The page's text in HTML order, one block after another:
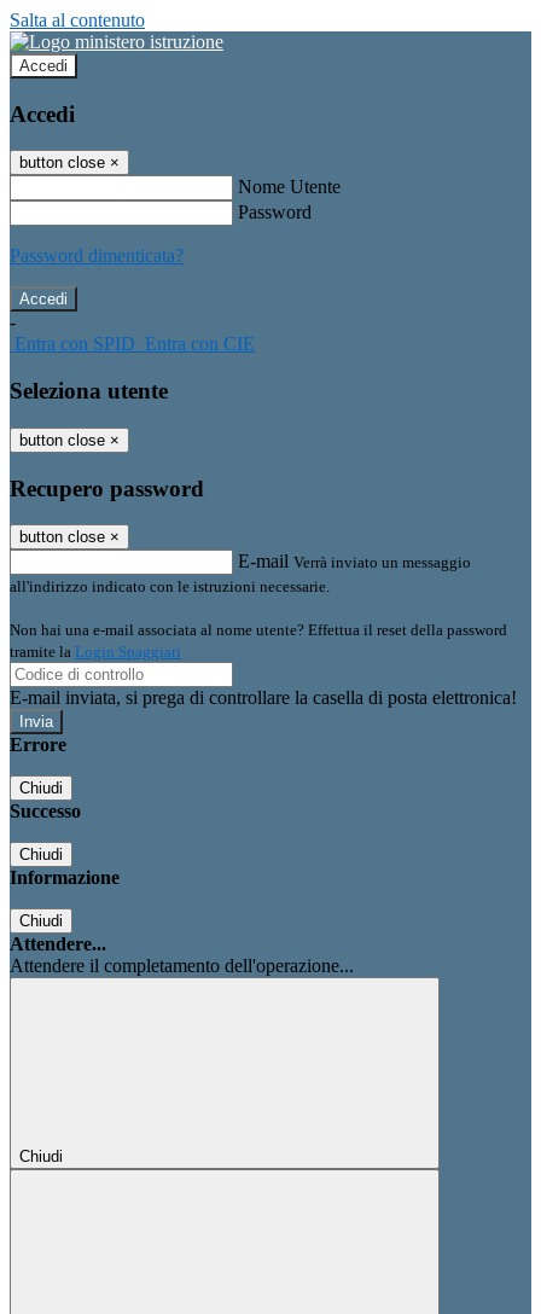
Salta al contenuto
Accedi
Accedi
button close ×
Nome Utente
Password
Password dimenticata?
-
Entra con SPID Entra con CIE
Seleziona utente
button close ×
Recupero password
button close ×
E-mail Verrà inviato un messaggio
all'indirizzo indicato con le istruzioni necessarie.
Non hai una e-mail associata al nome utente? Effettua il reset della password
tramite la Login Spaggiari
E-mail inviata, si prega di controllare la casella di posta elettronica!
Errore
Chiudi
Successo
Chiudi
Informazione
Chiudi
Attendere...
Attendere il completamento dell'operazione...
Chiudi